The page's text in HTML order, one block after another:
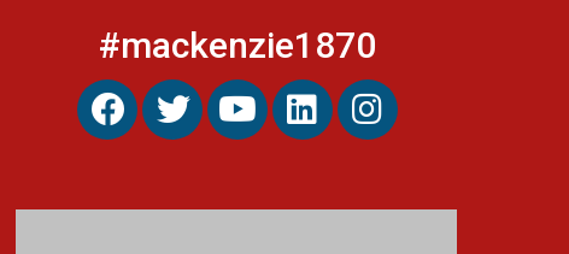
#mackenzie1870